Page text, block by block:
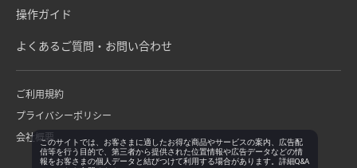
操作ガイド
よくあるご質問・お問い合わせ
ご利用規約
プライバシーポリシー
会社概要このサイトでは、お客さまに適したお得な商品やサービスの案内、広告配
信等を行う目的で、第三者から提供された位置情報や広告データなどの情
報をお客さまの個人データと結びつけて利用する場合があります。詳細Q&A